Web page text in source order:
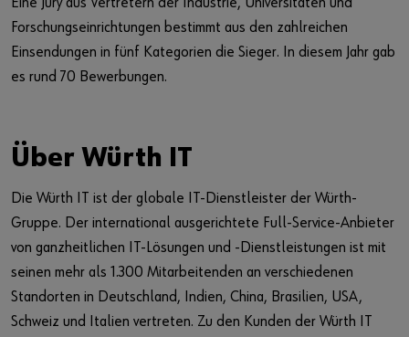
Forschungseinrichtungen bestimmt aus den zahlreichen
Einsendungen in fünf Kategorien die Sieger. In diesem Jahr gab
es rund 70 Bewerbungen.
Über Würth IT
Die Würth IT ist der globale IT-Dienstleister der Würth-
Gruppe. Der international ausgerichtete Full-Service-Anbieter
von ganzheitlichen IT-Lösungen und -Dienstleistungen ist mit
seinen mehr als 1.300 Mitarbeitenden an verschiedenen
Standorten in Deutschland, Indien, China, Brasilien, USA,
Schweiz und Italien vertreten. Zu den Kunden der Würth IT